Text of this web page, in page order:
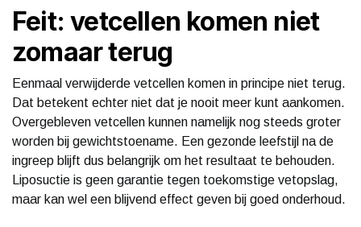
Feit: vetcellen komen niet
zomaar terug
Eenmaal verwijderde vetcellen komen in principe niet terug.
Dat betekent echter niet dat je nooit meer kunt aankomen.
Overgebleven vetcellen kunnen namelijk nog steeds groter
worden bij gewichtstoename. Een gezonde leefstijl na de
ingreep blijft dus belangrijk om het resultaat te behouden.
Liposuctie is geen garantie tegen toekomstige vetopslag,
maar kan wel een blijvend effect geven bij goed onderhoud.